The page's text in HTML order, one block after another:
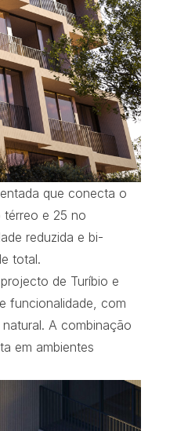
que conecta o
e 25 no
reduzida e bi-
total.
de Turíbio e
funcionalidade, com
A combinação
em ambientes